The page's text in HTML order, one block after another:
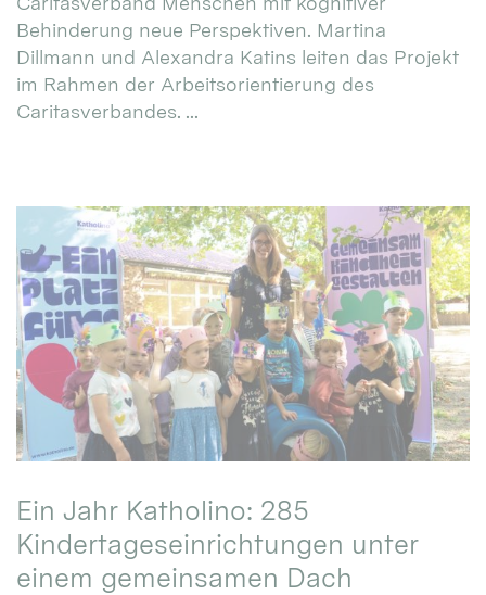
Behinderung neue Perspektiven. Martina
Dillmann und Alexandra Katins leiten das Projekt
im Rahmen der Arbeitsorientierung des
Caritasverbandes. ...
Ein Jahr Katholino: 285
Kindertageseinrichtungen unter
einem gemeinsamen Dach